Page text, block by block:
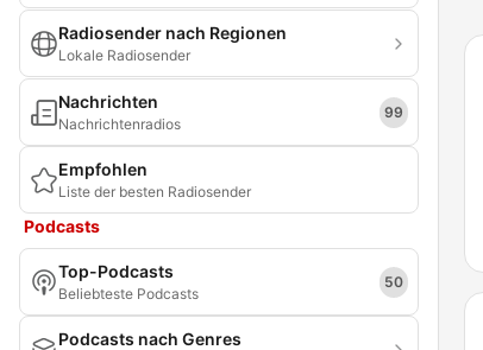
Radiosender nach Regionen
Lokale Radiosender
Nachrichten
Nachrichtenradios
99
Empfohlen
Liste der besten Radiosender
Podcasts
Top-Podcasts
Beliebteste Podcasts
50
Podcasts nach Genres